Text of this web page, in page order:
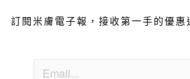
訂閱米膚電子報，接收第一手的優惠